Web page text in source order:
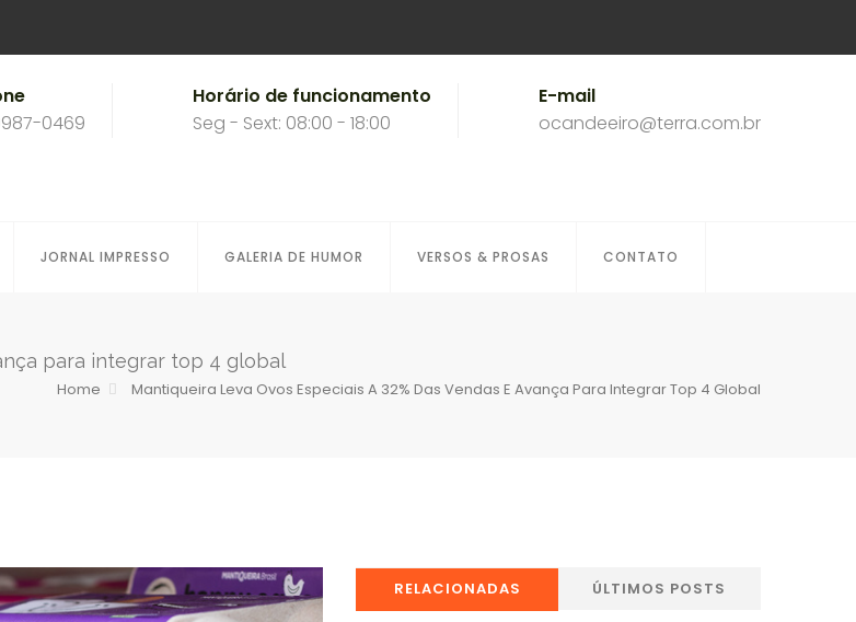
0469
Horário de funcionamento
Seg - Sext: 08:00 - 18:00
E-mail
ocandeeiro@terra.com.br
JORNAL IMPRESSO GALERIA DE HUMOR VERSOS & PROSAS CONTATO
para integrar top 4 global
Home Mantiqueira Leva Ovos Especiais A 32% Das Vendas E Avança Para Integrar Top 4 Global
RELACIONADAS ÚLTIMOS POSTS